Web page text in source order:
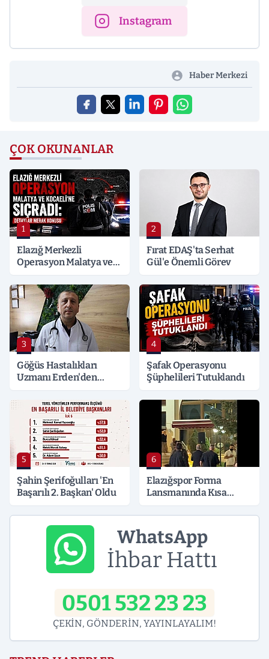
Instagram
Haber Merkezi
ÇOK OKUNANLAR
1
Elazığ Merkezli
Operasyon Malatya ve
Detaylar Merak Konusu
2
Fırat EDAŞ'ta Serhat
Gül'e Önemli Görev
3
Göğüs Hastalıkları
Uzmanı Erden'den
4
Şafak Operasyonu
Şüphelileri Tutuklandı
5
Şahin Şerifoğulları 'En
Başarılı 2. Başkan' Oldu
6
Elazığspor Forma
Lansmanında Kısa
WhatsApp
İhbar Hattı
0501 532 23 23
ÇEKİN, GÖNDERİN, YAYINLAYALIM!